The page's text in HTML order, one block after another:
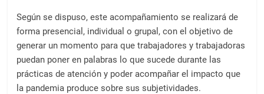
Según se dispuso, este acompañamiento se realizará de
forma presencial, individual o grupal, con el objetivo de
generar un momento para que trabajadores y trabajadoras
puedan poner en palabras lo que sucede durante las
prácticas de atención y poder acompañar el impacto que
la pandemia produce sobre sus subjetividades.